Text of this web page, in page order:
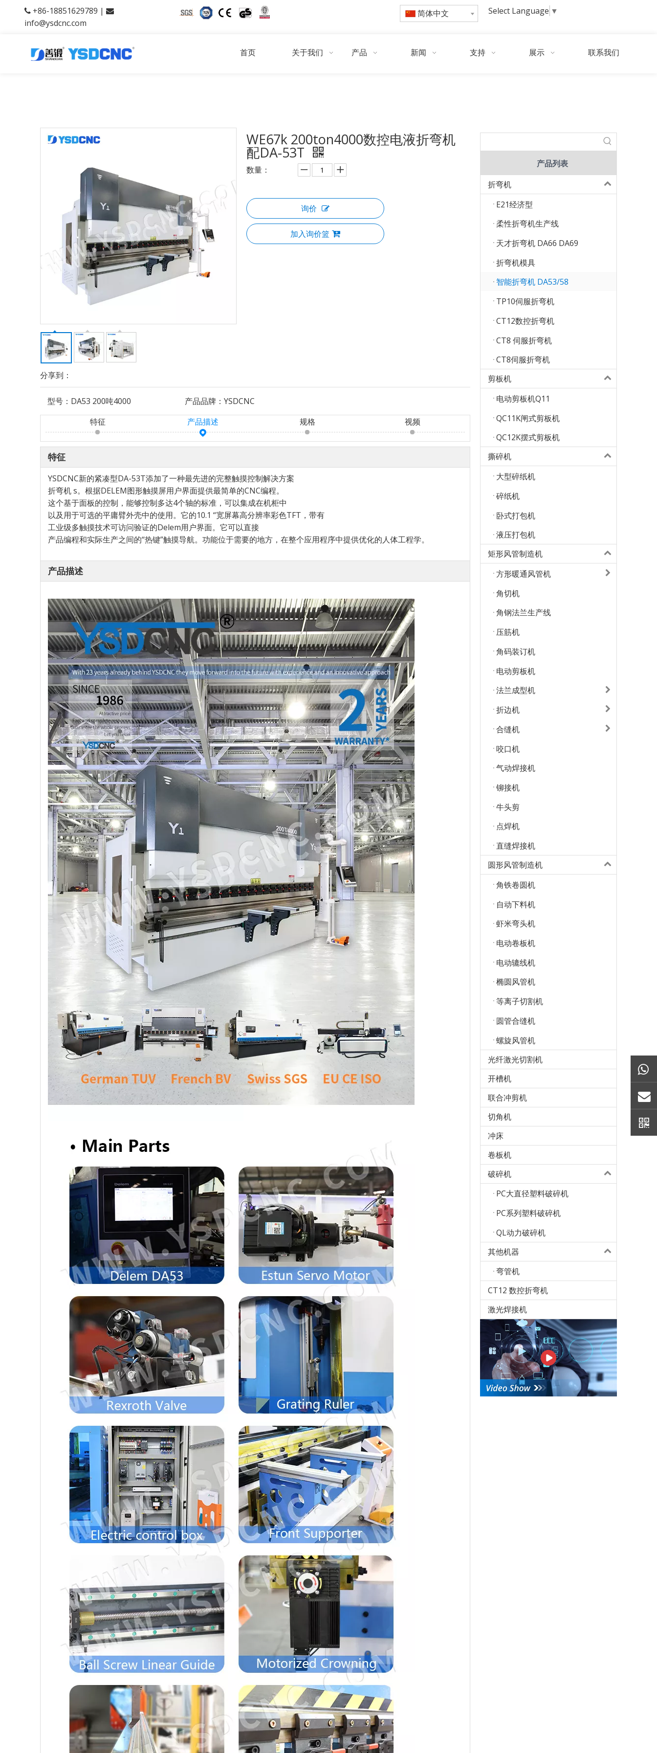
 +86-18851629789 | 
info@ysdcnc.com
简体中文 Select Language ▼
首页 关于我们 产品 新闻 支持 展示 联系我们
分享到：
WE67k 200ton4000数控电液折弯机
配DA-53T
数量：
询价
加入询价篮
型号： DA53 200吨4000 产品品牌： YSDCNC
特征
产品描述 规格 视频
特征
YSDCNC新的紧凑型DA-53T添加了一种最先进的完整触摸控制解决方案
折弯机 s。根据DELEM图形触摸屏用户界面提供最简单的CNC编程。
这个基于面板的控制，能够控制多达4个轴的标准，可以集成在机柜中
以及用于可选的平庸臂外壳中的使用。它的10.1 “宽屏幕高分辨率彩色TFT，带有
工业级多触摸技术可访问验证的Delem用户界面。它可以直接
产品编程和实际生产之间的“热键”触摸导航。功能位于需要的地方，在整个应用程序中提供优化的人体工程学。
产品描述
产品列表
折弯机
E21经济型
柔性折弯机生产线
天才折弯机 DA66 DA69
折弯机模具
智能折弯机 DA53/58
TP10伺服折弯机
CT12数控折弯机
CT8 伺服折弯机
CT8伺服折弯机
剪板机
电动剪板机Q11
QC11K闸式剪板机
QC12K摆式剪板机
撕碎机
大型碎纸机
碎纸机
卧式打包机
液压打包机
矩形风管制造机
方形暖通风管机
角切机
角钢法兰生产线
压筋机
角码装订机
电动剪板机
法兰成型机
折边机
合缝机
咬口机
气动焊接机
铆接机
牛头剪
点焊机
直缝焊接机
圆形风管制造机
角铁卷圆机
自动下料机
虾米弯头机
电动卷板机
电动辘线机
椭圆风管机
等离子切割机
圆管合缝机
螺旋风管机
光纤激光切割机
开槽机
联合冲剪机
切角机
冲床
卷板机
破碎机
PC大直径塑料破碎机
PC系列塑料破碎机
QL动力破碎机
其他机器
弯管机
CT12 数控折弯机
激光焊接机